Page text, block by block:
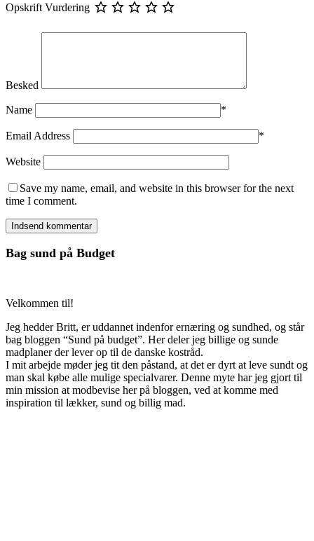
Opskrift Vurdering
Besked
Name *
Email Address *
Website
Save my name, email, and website in this browser for the next
time I comment.
Bag sund på Budget
Velkommen til!
Jeg hedder Britt, er uddannet indenfor ernæring og sundhed, og står
bag bloggen “Sund på budget”. Her deler jeg billige og sunde
madplaner der lever op til de danske kostråd.
I mit arbejde møder jeg tit den påstand, at det er dyrt at leve sundt og
man skal købe alle mulige specialvarer. Denne myte har jeg gjort til
min mission at modbevise her på bloggen, ved at komme med
inspiration til lækker, sund og billig mad.